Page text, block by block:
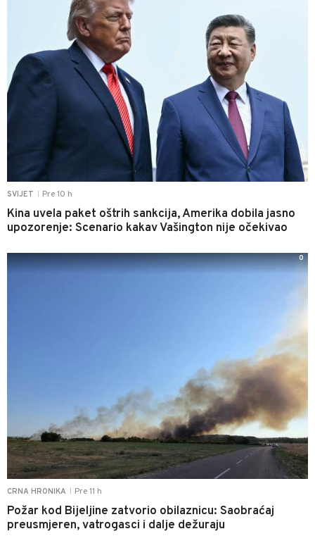
SVIJET Pre 10 h
Kina uvela paket oštrih sankcija, Amerika dobila jasno
upozorenje: Scenario kakav Vašington nije očekivao
CRNA HRONIKA Pre 11 h
Požar kod Bijeljine zatvorio obilaznicu: Saobraćaj
preusmjeren, vatrogasci i dalje dežuraju
0